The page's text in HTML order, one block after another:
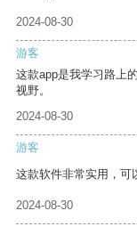
2024-08-30
游客
这款app是我学习路上
视野。
2024-08-30
游客
这款软件非常实用，可
2024-08-30